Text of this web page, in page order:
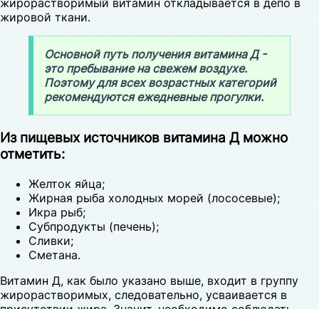
жирорастворимый витамин откладывается в депо в
жировой ткани.
Основной путь получения витамина Д -
это пребывание на свежем воздухе.
Поэтому для всех возрастных категорий
рекомендуются ежедневные прогулки.
Из пищевых источников витамина Д можно
отметить:
Желток яйца;
Жирная рыба холодных морей (лососевые);
Икра рыб;
Субпродукты (печень);
Сливки;
Сметана.
Витамин Д, как было указано выше, входит в группу
жирорастворимых, следовательно, усваивается в